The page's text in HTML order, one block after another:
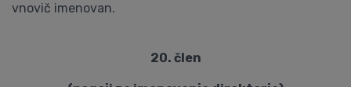
vnovič imenovan.
20. člen